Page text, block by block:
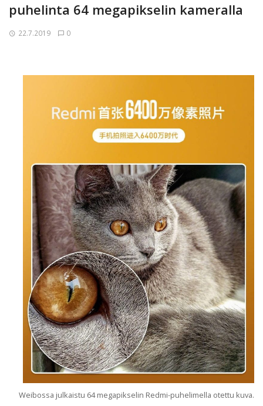
puhelinta 64 megapikselin kameralla
22.7.2019 0
Weibossa julkaistu 64 megapikselin Redmi-puhelimella otettu kuva.